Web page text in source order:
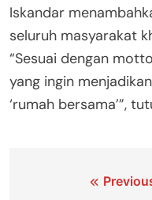
Iskandar
seluruh masyarakat
“Sesuai dengan
yang ingin
‘rumah bersama’”,
Navigasi